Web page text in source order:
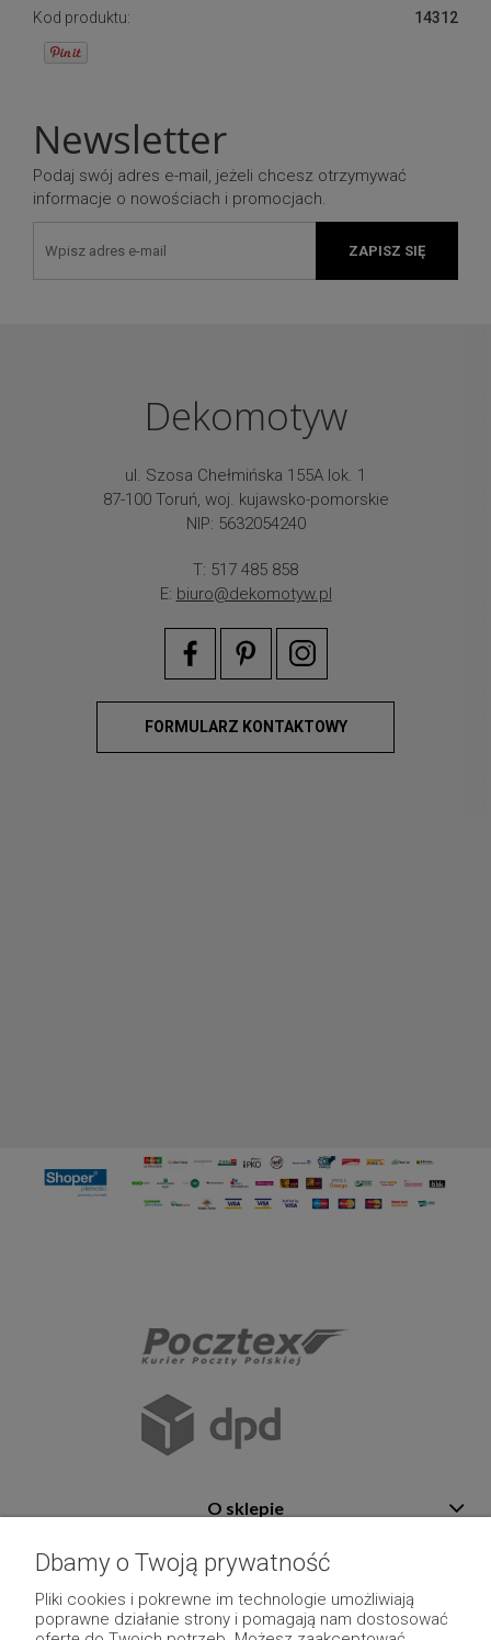
Kod produktu: 14312
Newsletter
Podaj swój adres e-mail, jeżeli chcesz otrzymywać
informacje o nowościach i promocjach.
ZAPISZ SIĘ
Dekomotyw
ul. Szosa Chełmińska 155A lok. 1
87-100 Toruń, woj. kujawsko-pomorskie
NIP: 5632054240
T: 517 485 858
E: biuro@dekomotyw.pl
FORMULARZ KONTAKTOWY
O sklepie
Płatność i dostawa
Moje konto
Dbamy o Twoją prywatność
Pliki cookies i pokrewne im technologie umożliwiają
poprawne działanie strony i pomagają nam dostosować